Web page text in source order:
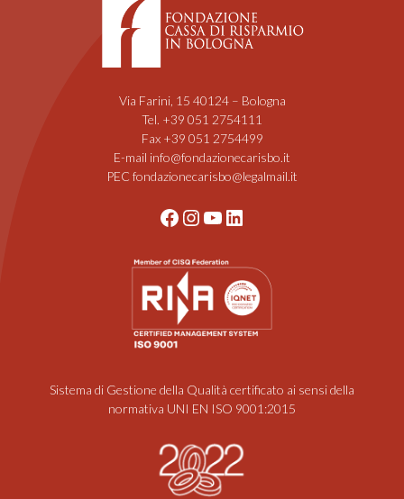
Via Farini, 15 40124 – Bologna
Tel. +39 051 2754111
Fax +39 051 2754499
E-mail info@fondazionecarisbo.it
PEC fondazionecarisbo@legalmail.it
Facebook
Instagram
YouTube
LinkedIn
Sistema di Gestione della Qualità certificato ai sensi della
normativa UNI EN ISO 9001:2015